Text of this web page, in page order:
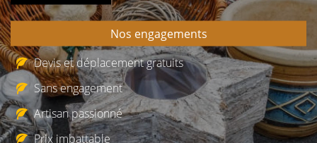
Nos engagements
Devis et déplacement gratuits
Sans engagement
Artisan passionné
Prix imbattable